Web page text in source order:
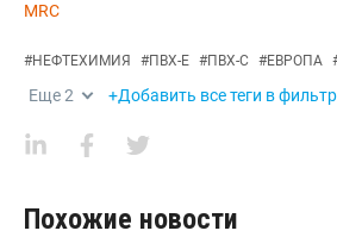
MRC
#НЕФТЕХИМИЯ #ПВХ-Е #ПВХ-С #ЕВРОПА
Еще2 +Добавить все теги в фильтр
Похожие новости